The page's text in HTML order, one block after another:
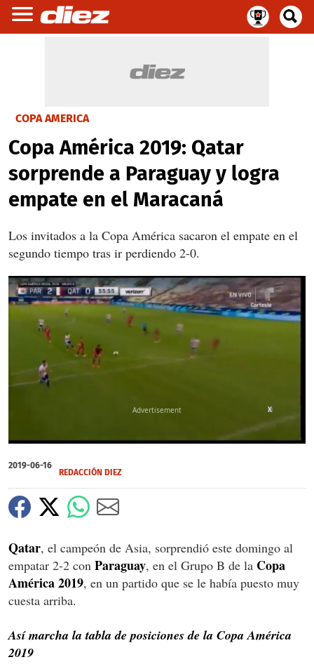
COPA AMERICA
Copa América 2019: Qatar
sorprende a Paraguay y logra
empate en el Maracaná
Los invitados a la Copa América sacaron el empate en el
segundo tiempo tras ir perdiendo 2-0.
of
1
54
seconds
X
2019-06-16
REDACCIÓN DIEZ
Qatar, el campeón de Asia, sorprendió este domingo al
empatar 2-2 con Paraguay, en el Grupo B de la Copa
América 2019, en un partido que se le había puesto muy
cuesta arriba.
Así marcha la tabla de posiciones de la Copa América
2019